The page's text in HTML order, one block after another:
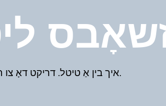
איך בין אַ טיטל.​ דריקט דאָ צו רעדאַגירן מיר.